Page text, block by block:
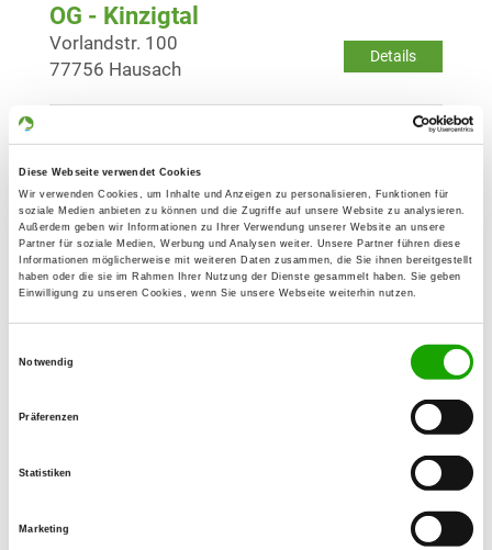
Diese Webseite verwendet Cookies
Wir verwenden Cookies, um Inhalte und Anzeigen zu personalisieren, Funktionen für
soziale Medien anbieten zu können und die Zugriffe auf unsere Website zu analysieren.
Außerdem geben wir Informationen zu Ihrer Verwendung unserer Website an unsere
Partner für soziale Medien, Werbung und Analysen weiter. Unsere Partner führen diese
Informationen möglicherweise mit weiteren Daten zusammen, die Sie ihnen bereitgestellt
haben oder die sie im Rahmen Ihrer Nutzung der Dienste gesammelt haben. Sie geben
Einwilligung zu unseren Cookies, wenn Sie unsere Webseite weiterhin nutzen.
Notwendig
Präferenzen
Statistiken
Marketing
OG - Kinzigtal
Details
Vorlandstr. 100
77756 Hausach
OG - Kippenheim Sulz u. Umgebung
Am Sulzerkreuz
77971 Kippenheim
OG - Lahr u.
Umgebung/Schwarzwald
Details
OG - Lahr-Süd u. Umgebung e.V.
77933 Lahr
OG - Oberkirch i.R.Baden